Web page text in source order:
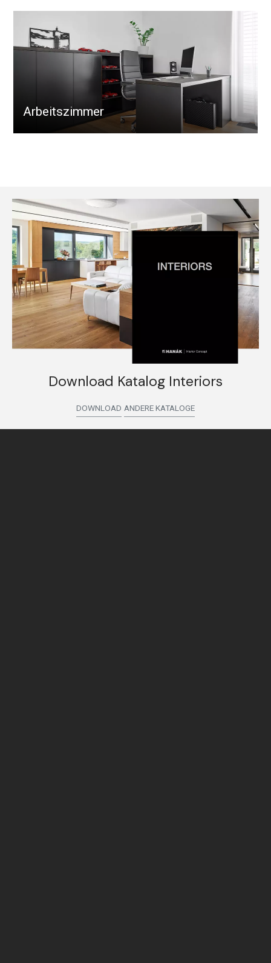
Arbeitszimmer
Download Katalog Interiors
DOWNLOAD ANDERE KATALOGE